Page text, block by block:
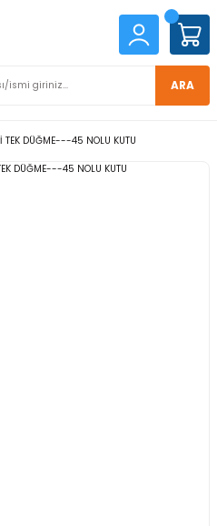
ARA
TEK DÜĞME---45 NOLU KUTU